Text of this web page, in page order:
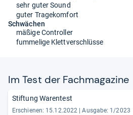
sehr guter Sound
guter Tragekomfort
Schwächen
mäßige Controller
fummelige Klettverschlüsse
Im Test der Fach­ma­ga­zine
Stiftung Warentest
Erschienen: 15.12.2022 | Ausgabe: 1/2023